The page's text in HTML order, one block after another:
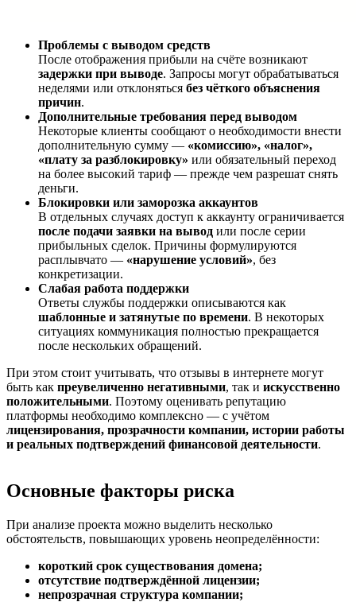
Проблемы с выводом средств
После отображения прибыли на счёте возникают
задержки при выводе. Запросы могут обрабатываться
неделями или отклоняться без чёткого объяснения
причин.
Дополнительные требования перед выводом
Некоторые клиенты сообщают о необходимости внести
дополнительную сумму — «комиссию», «налог»,
«плату за разблокировку» или обязательный переход
на более высокий тариф — прежде чем разрешат снять
деньги.
Блокировки или заморозка аккаунтов
В отдельных случаях доступ к аккаунту ограничивается
после подачи заявки на вывод или после серии
прибыльных сделок. Причины формулируются
расплывчато — «нарушение условий», без
конкретизации.
Слабая работа поддержки
Ответы службы поддержки описываются как
шаблонные и затянутые по времени. В некоторых
ситуациях коммуникация полностью прекращается
после нескольких обращений.
При этом стоит учитывать, что отзывы в интернете могут
быть как преувеличенно негативными, так и искусственно
положительными. Поэтому оценивать репутацию
платформы необходимо комплексно — с учётом
лицензирования, прозрачности компании, истории работы
и реальных подтверждений финансовой деятельности.
Основные факторы риска
При анализе проекта можно выделить несколько
обстоятельств, повышающих уровень неопределённости:
короткий срок существования домена;
отсутствие подтверждённой лицензии;
непрозрачная структура компании;